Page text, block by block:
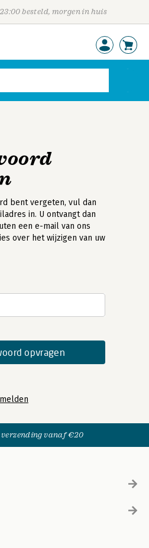
besteld, morgen in huis
bent vergeten, vul dan
in. U ontvangt dan
een e-mail van ons
over het wijzigen van uw
vanaf €20